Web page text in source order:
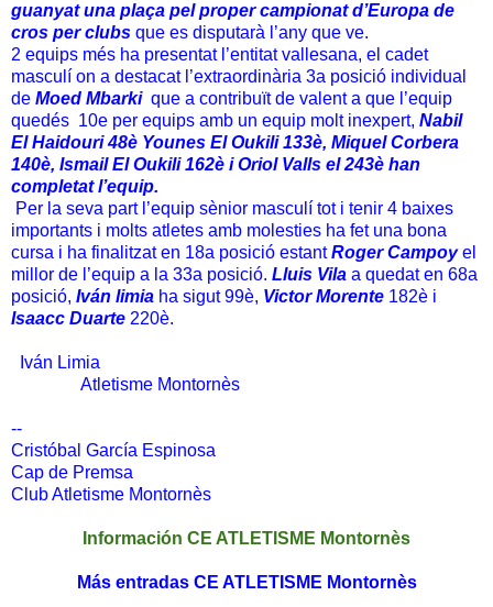
guanyat una plaça pel proper campionat d’Europa de
cros per clubs que es disputarà l’any que ve.
2 equips més ha presentat l’entitat vallesana, el cadet
masculí on a destacat l’extraordinària 3a posició individual
de Moed Mbarki que a contribuït de valent a que l’equip
quedés 10e per equips amb un equip molt inexpert, Nabil
El Haidouri 48è Younes El Oukili 133è, Miquel Corbera
140è, Ismail El Oukili 162è i Oriol Valls el 243è han
completat l’equip.
Per la seva part l’equip sènior masculí tot i tenir 4 baixes
importants i molts atletes amb molesties ha fet una bona
cursa i ha finalitzat en 18a posició estantRoger Campoyel
millor de l’equip a la 33a posició. Lluis Vila a quedat en 68a
posició, Iván limia ha sigut 99è, Victor Morente 182è i
Isaacc Duarte 220è.
Iván Limia
Atletisme Montornès
--
Cristóbal García Espinosa
Cap de Premsa
Club Atletisme Montornès
Información CE ATLETISME Montornès
Más entradas CE ATLETISME Montornès